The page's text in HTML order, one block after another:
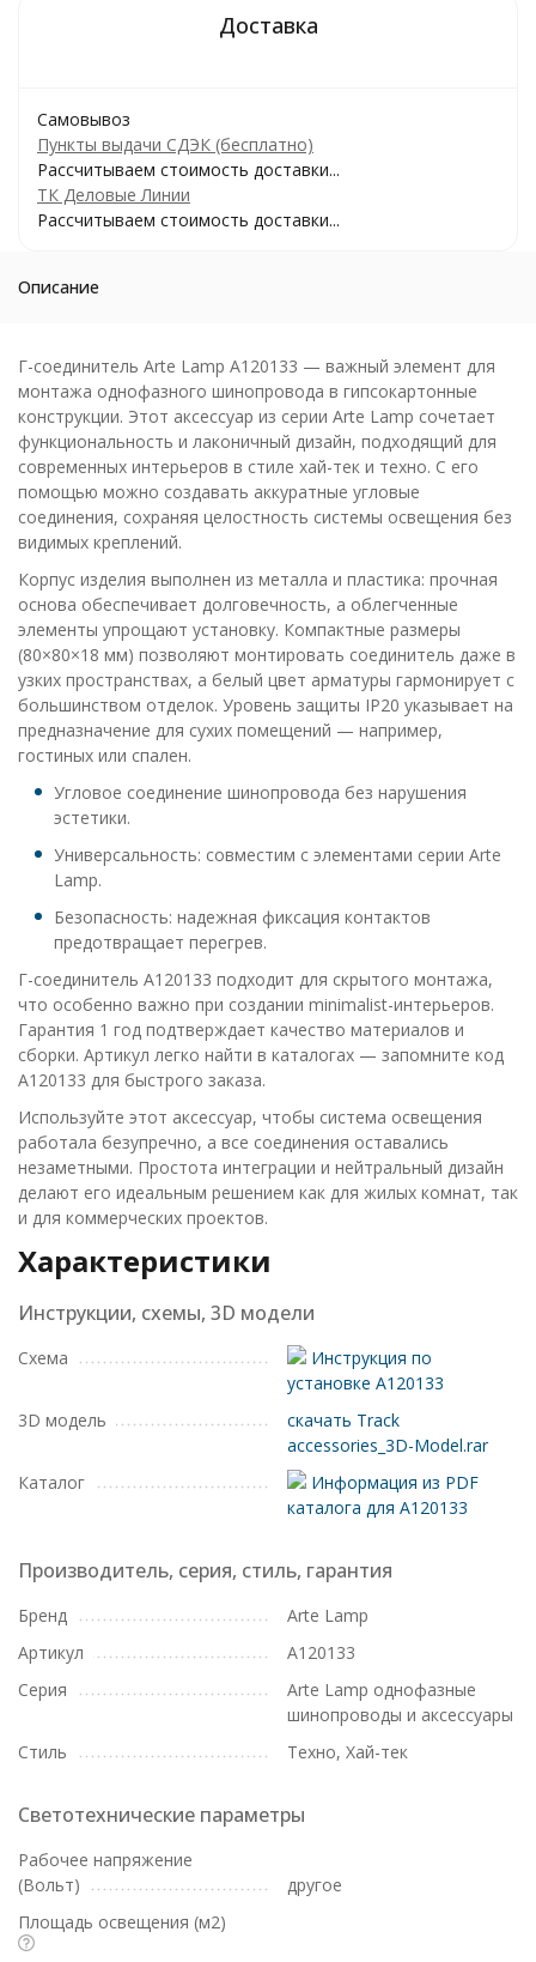
Самовывоз
Пункты выдачи СДЭК (бесплатно)
Рассчитываем стоимость доставки...
ТК Деловые Линии
Рассчитываем стоимость доставки...
Описание
Г-соединитель Arte Lamp A120133 — важный элемент для
монтажа однофазного шинопровода в гипсокартонные
конструкции. Этот аксессуар из серии Arte Lamp сочетает
функциональность и лаконичный дизайн, подходящий для
современных интерьеров в стиле хай-тек и техно. С его
помощью можно создавать аккуратные угловые
соединения, сохраняя целостность системы освещения без
видимых креплений.
Корпус изделия выполнен из металла и пластика: прочная
основа обеспечивает долговечность, а облегченные
элементы упрощают установку. Компактные размеры
(80×80×18 мм) позволяют монтировать соединитель даже в
узких пространствах, а белый цвет арматуры гармонирует с
большинством отделок. Уровень защиты IP20 указывает на
предназначение для сухих помещений — например,
гостиных или спален.
Угловое соединение шинопровода без нарушения
эстетики.
Универсальность: совместим с элементами серии Arte
Lamp.
Безопасность: надежная фиксация контактов
предотвращает перегрев.
Г-соединитель A120133 подходит для скрытого монтажа,
что особенно важно при создании minimalist-интерьеров.
Гарантия 1 год подтверждает качество материалов и
сборки. Артикул легко найти в каталогах — запомните код
A120133 для быстрого заказа.
Используйте этот аксессуар, чтобы система освещения
работала безупречно, а все соединения оставались
незаметными. Простота интеграции и нейтральный дизайн
делают его идеальным решением как для жилых комнат, так
и для коммерческих проектов.
Характеристики
Инструкции, схемы, 3D модели
Схема
Инструкция по
установке A120133
3D модель
скачать Track
accessories_3D-Model.rar
Каталог
Информация из PDF
каталога для A120133
Производитель, серия, стиль, гарантия
Бренд
Arte Lamp
Артикул
A120133
Серия
Arte Lamp однофазные
шинопроводы и аксессуары
Стиль
Техно, Хай-тек
Светотехнические параметры
Рабочее напряжение
(Вольт)
другое
Площадь освещения (м2)